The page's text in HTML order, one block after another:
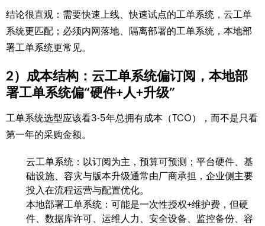
结论很直观：需要快速上线、快速试点的工单系统，云工单
系统更匹配；必须内网落地、隔离部署的工单系统，本地部
署工单系统更常见。
2）成本结构：云工单系统偏订阅，本地部
署工单系统偏“硬件+人+升级”
工单系统选型应该看3-5年总拥有成本（TCO），而不是只看
第一年的采购金额。
云工单系统：以订阅为主，预算可预测；平台硬件、基
础设施、容灾与版本升级通常由厂商承担，企业侧主要
投入在流程运营与配置优化。
本地部署工单系统：可能是一次性授权+维护费，但硬
件、数据库许可、运维人力、安全设备、监控备份、容